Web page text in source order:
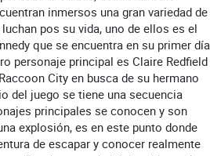
inmersos una gran variedad de
pos su vida, uno de ellos es el
que se encuentra en su primer día
personaje principal es Claire Redfield
City en busca de su hermano
del juego se tiene una secuencia
principales se conocen y son
explosión, es en este punto donde
de escapar y conocer realmente